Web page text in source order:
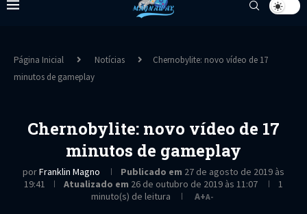
Página Inicial Notícias
Chernobylite: novo vídeo de 17
minutos de gameplay
Chernobylite: novo vídeo de 17
minutos de gameplay
porFranklin Magno Publicado em 27 de agosto de 2019 às
19:41
Atualizado em 26 de outubro de 2019 às 11:07
1
minuto(s) de leitura
A+A-